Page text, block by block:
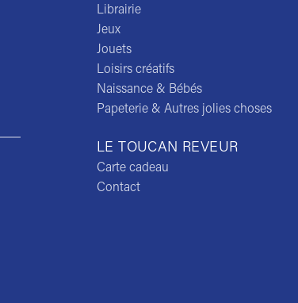
Librairie
Jeux
Jouets
Loisirs créatifs
Naissance & Bébés
Papeterie & Autres jolies choses
LE TOUCAN REVEUR
Carte cadeau
Contact